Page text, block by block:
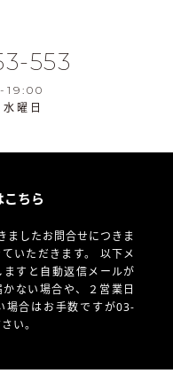
553
19:00
曜日
こちら
ましたお問合せにつきま
いただきます。 以下メ
すと自動返信メールが
ない場合や、
２営業日
場合はお手数ですが03-
い。